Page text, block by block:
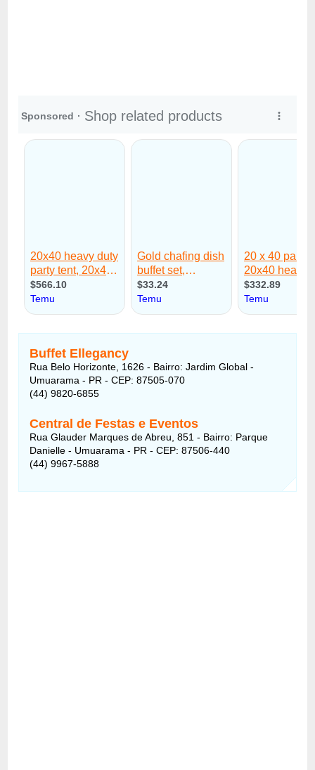
Buffet Ellegancy
Rua Belo Horizonte, 1626 - Bairro: Jardim Global -
Umuarama - PR - CEP: 87505-070
(44) 9820-6855
Central de Festas e Eventos
Rua Glauder Marques de Abreu, 851 - Bairro: Parque
Danielle - Umuarama - PR - CEP: 87506-440
(44) 9967-5888